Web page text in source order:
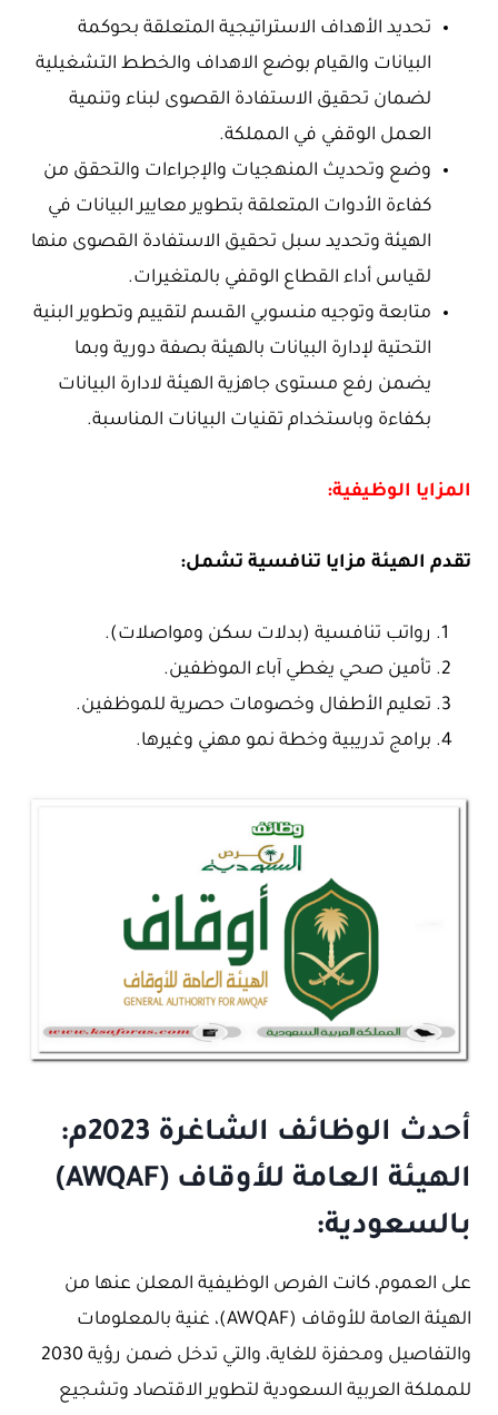
تحديد الأهداف الاستراتيجية المتعلقة بحوكمة
البيانات والقيام بوضع الاهداف والخطط التشغيلية
لضمان تحقيق الاستفادة القصوى لبناء وتنمية
العمل الوقفي في المملكة.
وضع وتحديث المنهجيات والإجراءات والتحقق من
كفاءة الأدوات المتعلقة بتطوير معايير البيانات في
الهيئة وتحديد سبل تحقيق الاستفادة القصوى منها
لقياس أداء القطاع الوقفي بالمتغيرات.
متابعة وتوجيه منسوبي القسم لتقييم وتطوير البنية
التحتية لإدارة البيانات بالهيئة بصفة دورية وبما
يضمن رفع مستوى جاهزية الهيئة لادارة البيانات
بكفاءة وباستخدام تقنيات البيانات المناسبة.
المزايا الوظيفية:
تقدم الهيئة مزايا تنافسية تشمل:
رواتب تنافسية (بدلات سكن ومواصلات).
تأمين صحي يغطي آباء الموظفين.
تعليم الأطفال وخصومات حصرية للموظفين.
برامج تدريبية وخطة نمو مهني وغيرها.
أحدث الوظائف الشاغرة 2023م:
الهيئة العامة للأوقاف (AWQAF)
بالسعودية:
على العموم، كانت الفرص الوظيفية المعلن عنها من
الهيئة العامة للأوقاف (AWQAF)، غنية بالمعلومات
والتفاصيل ومحفزة للغاية، والتي تدخل ضمن رؤية 2030
للمملكة العربية السعودية لتطوير الاقتصاد وتشجيع